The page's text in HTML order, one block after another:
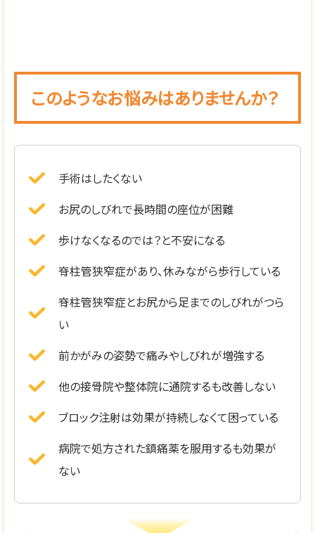
このようなお悩みはありませんか？
手術はしたくない
お尻のしびれで長時間の座位が困難
歩けなくなるのでは？と不安になる
脊柱管狭窄症があり、休みながら歩行している
脊柱管狭窄症とお尻から足までのしびれがつら
い
前かがみの姿勢で痛みやしびれが増強する
他の接骨院や整体院に通院するも改善しない
ブロック注射は効果が持続しなくて困っている
病院で処方された鎮痛薬を服用するも効果が
ない